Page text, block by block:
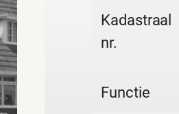
Kadastraal
nr.
Functie